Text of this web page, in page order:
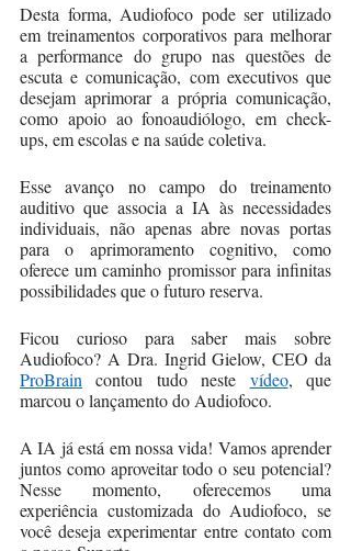
Desta forma, Audiofoco pode ser utilizado
em treinamentos corporativos para melhorar
a performance do grupo nas questões de
escuta e comunicação, com executivos que
desejam aprimorar a própria comunicação,
como apoio ao fonoaudiólogo, em check-
ups, em escolas e na saúde coletiva.
Esse avanço no campo do treinamento
auditivo que associa a IA às necessidades
individuais, não apenas abre novas portas
para o aprimoramento cognitivo, como
oferece um caminho promissor para infinitas
possibilidades que o futuro reserva.
Ficou curioso para saber mais sobre
ProBrain contou tudo neste vídeo, que
marcou o lançamento do Audiofoco.
A IA já está em nossa vida! Vamos aprender
juntos como aproveitar todo o seu potencial?
Nesse momento, oferecemos uma
experiência customizada do Audiofoco, se
você deseja experimentar entre contato com